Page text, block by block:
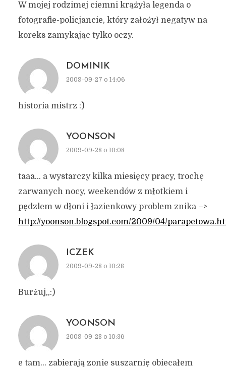
W mojej rodzimej ciemni krążyła legenda o
fotografie-policjancie, który założył negatyw na
koreks zamykając tylko oczy.
DOMINIK
2009-09-27 o 14:06
historia mistrz :^)
YOONSON
2009-09-28 o 10:08
taaa… a wystarczy kilka miesięcy pracy, trochę
zarwanych nocy, weekendów z młotkiem i
pędzlem w dłoni i łazienkowy problem znika –>
http://yoonson.blogspot.com/2009/04/
ICZEK
2009-09-28 o 10:28
Burżuj,,:)
YOONSON
2009-09-28 o 10:36
e tam… zabierają zonie suszarnię obiecałem